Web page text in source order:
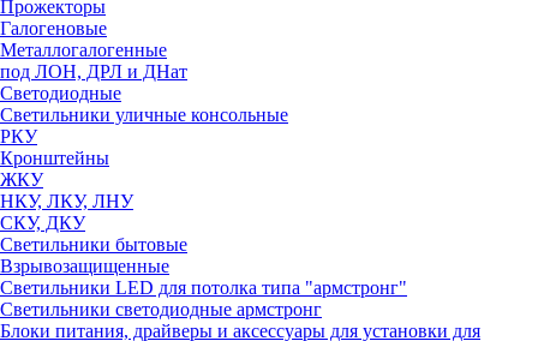
Прожекторы
Галогеновые
Металлогалогенные
под ЛОН, ДРЛ и ДНат
Светодиодные
Светильники уличные консольные
РКУ
Кронштейны
ЖКУ
НКУ, ЛКУ, ЛНУ
СКУ, ДКУ
Светильники бытовые
Взрывозащищенные
Светильники LED для потолка типа "армстронг"
Светильники светодиодные армстронг
Блоки питания, драйверы и аксессуары для установки для